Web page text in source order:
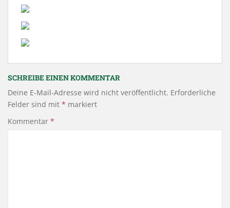
SCHREIBE EINEN KOMMENTAR
Deine E-Mail-Adresse wird nicht veröffentlicht. Erforderliche
Felder sind mit * markiert
Kommentar *